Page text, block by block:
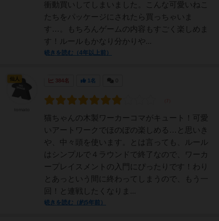
衝動買いしてしまいました。こんな可愛いねこ
たちをパッケージにされたら買っちゃいま
す…。もちろんゲームの内容もすごく楽しめま
す！ルールもかなり分かりや...
続きを読む（4年以上前）
384名 1名
猫ちゃんの木製ワーカーコマがキュート！可愛
いアートワークでほのぼの楽しめる…と思いき
や、中々頭を使います。とは言っても、ルール
はシンプルで４ラウンドで終了なので、ワーカ
ープレイスメントの入門にぴったりです！わり
とあっという間に終わってしまうので、もう一
回！と連戦したくなりま...
続きを読む（約5年前）
仙人